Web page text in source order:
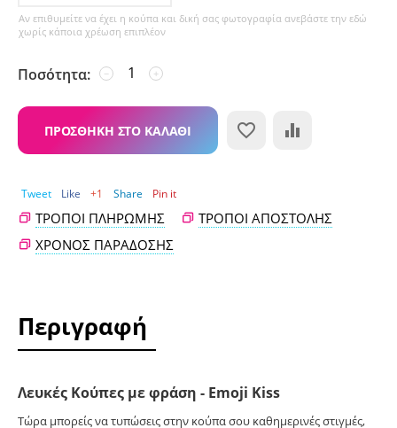
Αν επιθυμείτε να έχει η κούπα και δική σας φωτογραφία ανεβάστε την εδώ
χωρίς κάποια χρέωση επιπλέον
Ποσότητα: +
−
ΠΡΟΣΘΉΚΗ ΣΤΟ ΚΑΛΆΘΙ
Tweet Like +1 Share Pin it
ΤΡΌΠΟΙ ΠΛΗΡΩΜΉΣ
ΤΡΌΠΟΙ ΑΠΟΣΤΟΛΉΣ
ΧΡΌΝΟΣ ΠΑΡΆΔΟΣΗΣ
Περιγραφή
Λευκές Κούπες με φράση - Emoji Kiss
Τώρα μπορείς να τυπώσεις στην κούπα σου καθημερινές στιγμές,